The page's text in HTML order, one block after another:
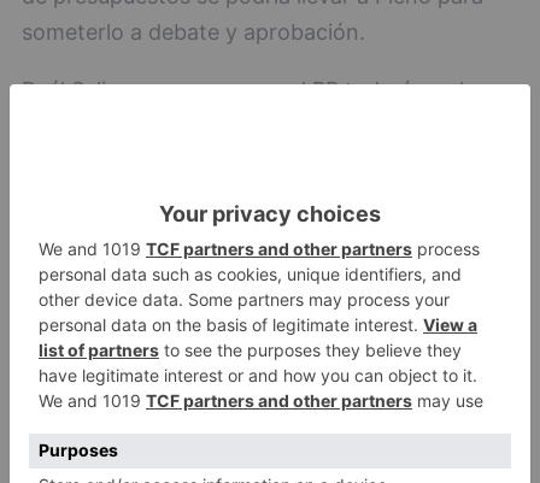
someterlo a debate y aprobación.
Raúl Salinero asegura que el PP todavía no ha
presidente del IMC, Fernando Gómez, si bien ha
asegurado que este hecho no puede supeditar
las conversaciones para la negociación del
presupuesto.
Conde es de la misma opinión